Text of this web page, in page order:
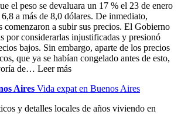
el peso se devaluara un 17 % el 23 de enero
a más de 8,0 dólares. De inmediato,
comenzaron a subir sus precios. El Gobierno
por considerarlas injustificadas y presionó
bajos. Sin embargo, aparte de los precios
que ya se habían congelado antes de esto,
de… Leer más
Aires Vida expat en Buenos Aires
y detalles locales de años viviendo en